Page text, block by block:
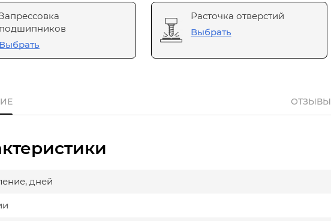
подшипников
Выбрать
Расточка отверстий
Выбрать
ОТЗЫВЫ
дней